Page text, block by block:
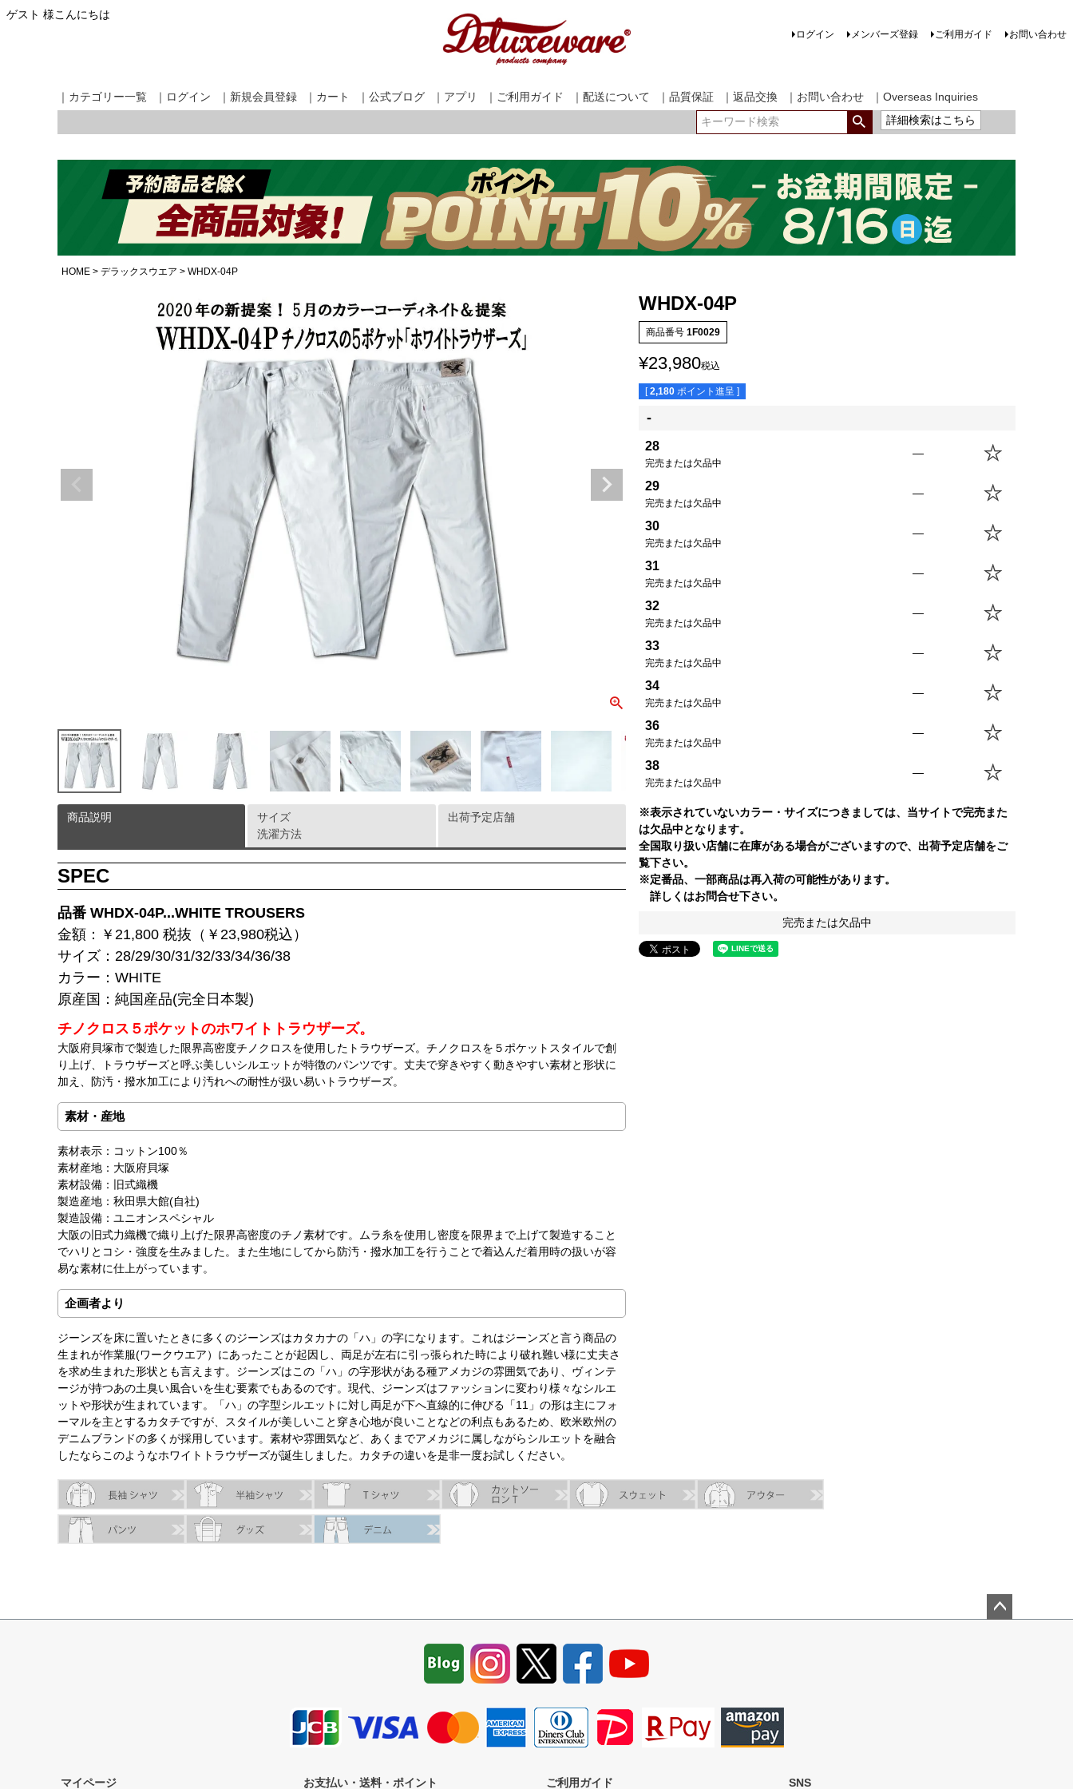
ゲスト 様こんにちは
ログイン メンバーズ登録 ご利用ガイド お問い合わせ
｜カテゴリー一覧 ｜ログイン ｜新規会員登録 ｜カート ｜公式ブログ ｜アプリ ｜ご利用ガイド ｜配送について ｜品質保証 ｜返品交換 ｜お問い合わせ
｜Overseas Inquiries
詳細検索はこちら
HOME デラックスウエア WHDX-04P
商品説明
SPEC
品番 WHDX-04P...WHITE TROUSERS
金額：￥21,800 税抜（￥23,980税込）
サイズ：28/29/30/31/32/33/34/36/38
カラー：WHITE
原産国：純国産品(完全日本製)
チノクロス５ポケットのホワイトトラウザーズ。
大阪府貝塚市で製造した限界高密度チノクロスを使用したトラウザーズ。チノクロスを５ポケットスタイルで創
り上げ、トラウザーズと呼ぶ美しいシルエットが特徴のパンツです。丈夫で穿きやすく動きやすい素材と形状に
加え、防汚・撥水加工により汚れへの耐性が扱い易いトラウザーズ。
素材・産地
素材表示：コットン100％
素材産地：大阪府貝塚
素材設備：旧式織機
製造産地：秋田県大館(自社)
製造設備：ユニオンスペシャル
大阪の旧式力織機で織り上げた限界高密度のチノ素材です。ムラ糸を使用し密度を限界まで上げて製造すること
でハリとコシ・強度を生みました。また生地にしてから防汚・撥水加工を行うことで着込んだ着用時の扱いが容
易な素材に仕上がっています。
企画者より
ジーンズを床に置いたときに多くのジーンズはカタカナの「ハ」の字になります。これはジーンズと言う商品の
生まれが作業服(ワークウエア）にあったことが起因し、両足が左右に引っ張られた時により破れ難い様に丈夫さ
を求め生まれた形状とも言えます。ジーンズはこの「ハ」の字形状がある種アメカジの雰囲気であり、ヴィンテ
ージが持つあの土臭い風合いを生む要素でもあるのです。現代、ジーンズはファッションに変わり様々なシルエ
ットや形状が生まれています。「ハ」の字型シルエットに対し両足が下へ直線的に伸びる「11」の形は主にフォ
ーマルを主とするカタチですが、スタイルが美しいこと穿き心地が良いことなどの利点もあるため、欧米欧州の
デニムブランドの多くが採用しています。素材や雰囲気など、あくまでアメカジに属しながらシルエットを融合
したならこのようなホワイトトラウザーズが誕生しました。カタチの違いを是非一度お試しください。
サイズ
洗濯方法
31
86.4cm
出荷予定店舗
WHDX-04P
商品番号 1F0029
¥23,980税込
[ 2,180 ポイント進呈 ]
-
28
完売または欠品中
—
29
完売または欠品中
—
30
完売または欠品中
—
31
完売または欠品中
—
32
完売または欠品中
—
33
完売または欠品中
—
34
完売または欠品中
—
36
完売または欠品中
—
38
完売または欠品中
—
※表示されていないカラー・サイズにつきましては、当サイトで完売また
は欠品中となります。
全国取り扱い店舗に在庫がある場合がございますので、出荷予定店舗をご
覧下さい。
※定番品、一部商品は再入荷の可能性があります。
詳しくはお問合せ下さい。
完売または欠品中
マイページ お支払い・送料・ポイント ご利用ガイド SNS